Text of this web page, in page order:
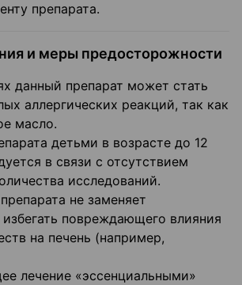
препарата.
и меры предосторожности
данный препарат может стать
аллергических реакций, так как
масло.
детьми в возрасте до 12
в связи с отсутствием
исследований.
не заменяет
повреждающего влияния
на печень (например,
лечение «эссенциальными»